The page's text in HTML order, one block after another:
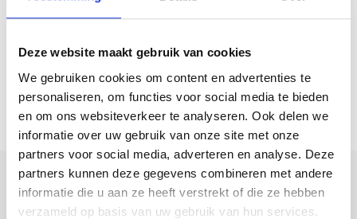
Deze website maakt gebruik van cookies
We gebruiken cookies om content en advertenties te
personaliseren, om functies voor social media te bieden
en om ons websiteverkeer te analyseren. Ook delen we
informatie over uw gebruik van onze site met onze
partners voor social media, adverteren en analyse. Deze
partners kunnen deze gegevens combineren met andere
informatie die u aan ze heeft verstrekt of die ze hebben
verzameld op basis van uw gebruik van hun services.
Deel deze
woning: